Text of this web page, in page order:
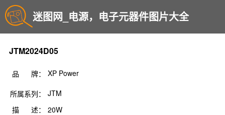
迷图网_电源，电子元器件图片大全
JTM2024D05
品 牌： XP Power
所属系列：
JTM
描 述：
20W